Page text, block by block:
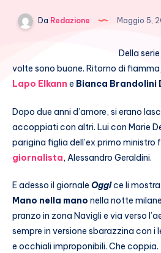
Da Redazione Maggio 5,
Della
volte sono buone. Ritorno di
Lapo Elkann e Bianca Brandolini
Dopo due anni d’amore, si erano
accoppiati con altri. Lui con Marie
parigina figlia dell’ex primo ministro
giornalista, Alessandro Geraldini.
E adesso il giornale Oggice li
Mano nella mano nella notte
pranzo in zona Navigli e via verso
sempre in versione sbarazzina con i
e occhiali improponibili. Che coppia.